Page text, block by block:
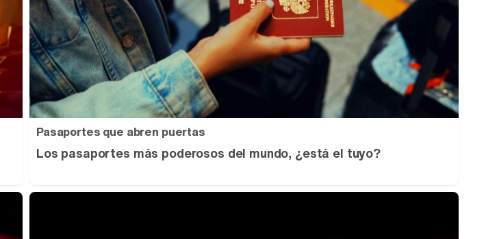
Pasaportes que abren puertas
Los pasaportes más poderosos del mundo, ¿está el tuyo?